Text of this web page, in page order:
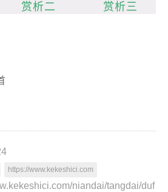
赏析二 赏析三
https://www.kekeshici.com
niandai/tangdai/duf